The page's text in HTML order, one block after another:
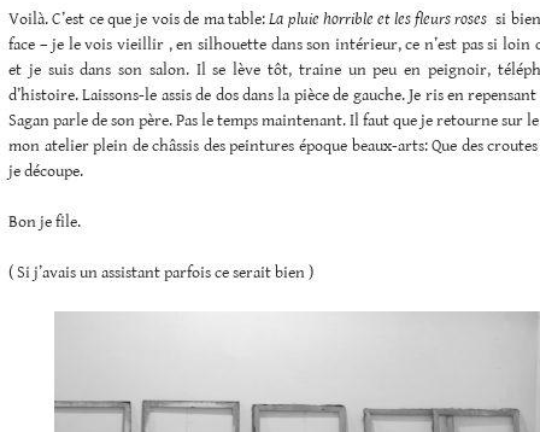
Voilà. C’est ce que je vois de ma table:La pluie horrible et les fleurs roses si
face – je le vois vieillir , en silhouette dans son intérieur, ce n’est pas si loin
et je suis dans son salon. Il se lève tôt, traine un peu en peignoir,
d’histoire. Laissons-le assis de dos dans la pièce de gauche. Je ris en
Sagan parle de son père. Pas le temps maintenant. Il faut que je retourne sur
mon atelier plein de châssis des peintures époque beaux-arts: Que des
je découpe.
Bon je file.
( Si j’avais un assistant parfois ce serait bien )